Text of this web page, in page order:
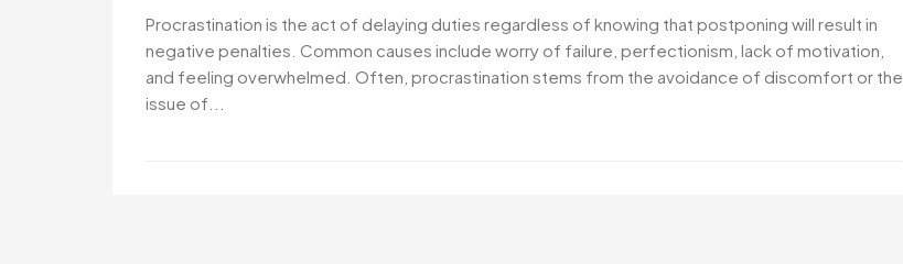
Procrastination is the act of delaying duties regardless of knowing that postponing will result in
negative penalties. Common causes include worry of failure, perfectionism, lack of motivation,
and feeling overwhelmed. Often, procrastination stems from the avoidance of discomfort or the
issue of...